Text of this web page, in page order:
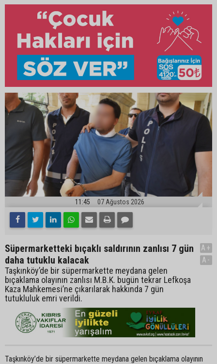
11:45 07 Ağustos 2026
Süpermarketteki bıçaklı saldırının zanlısı 7 gün
daha tutuklu kalacak
Taşkınköy’de bir süpermarkette meydana gelen
bıçaklama olayının zanlısı M.B.K. bugün tekrar Lefkoşa
Kaza Mahkemesi’ne çıkarılarak hakkında 7 gün
tutukluluk emri verildi.
A+
A-
Taşkınköy’de bir süpermarkette meydana gelen bıçaklama olayının